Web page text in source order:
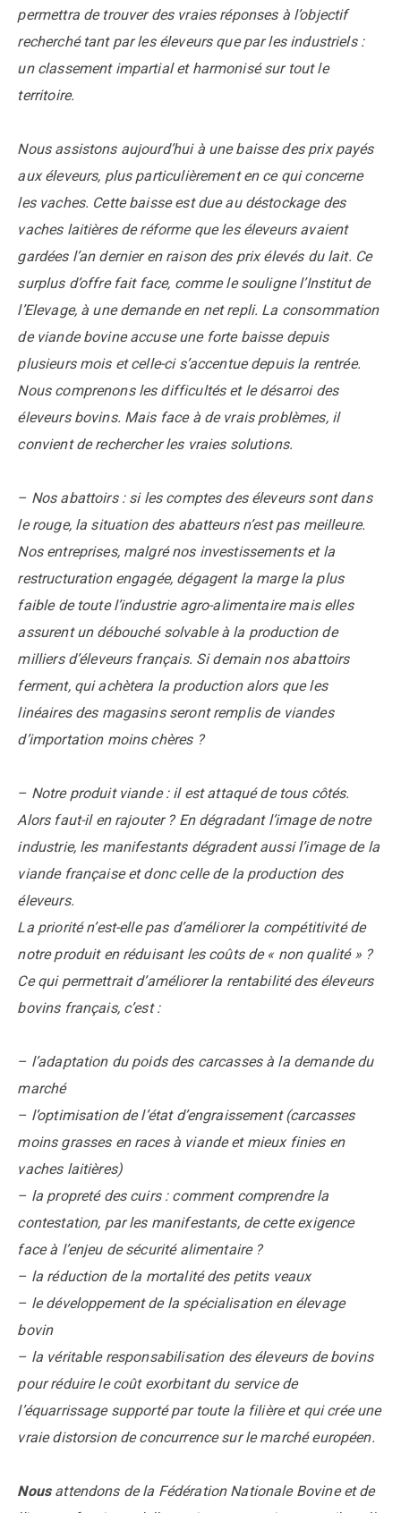
permettra de trouver des vraies réponses à l’objectif
recherché tant par les éleveurs que par les industriels :
un classement impartial et harmonisé sur tout le
territoire.
Nous assistons aujourd’hui à une baisse des prix payés
aux éleveurs, plus particulièrement en ce qui concerne
les vaches. Cette baisse est due au déstockage des
vaches laitières de réforme que les éleveurs avaient
gardées l’an dernier en raison des prix élevés du lait. Ce
surplus d’offre fait face, comme le souligne l’Institut de
l’Elevage, à une demande en net repli. La consommation
de viande bovine accuse une forte baisse depuis
plusieurs mois et celle-ci s’accentue depuis la rentrée.
Nous comprenons les difficultés et le désarroi des
éleveurs bovins. Mais face à de vrais problèmes, il
convient de rechercher les vraies solutions.
– Nos abattoirs : si les comptes des éleveurs sont dans
le rouge, la situation des abatteurs n’est pas meilleure.
Nos entreprises, malgré nos investissements et la
restructuration engagée, dégagent la marge la plus
faible de toute l’industrie agro-alimentaire mais elles
assurent un débouché solvable à la production de
milliers d’éleveurs français. Si demain nos abattoirs
ferment, qui achètera la production alors que les
linéaires des magasins seront remplis de viandes
d’importation moins chères ?
– Notre produit viande : il est attaqué de tous côtés.
Alors faut-il en rajouter ? En dégradant l’image de notre
industrie, les manifestants dégradent aussi l’image de la
viande française et donc celle de la production des
éleveurs.
La priorité n’est-elle pas d’améliorer la compétitivité de
notre produit en réduisant les coûts de « non qualité » ?
Ce qui permettrait d’améliorer la rentabilité des éleveurs
bovins français, c’est :
– l’adaptation du poids des carcasses à la demande du
marché
– l’optimisation de l’état d’engraissement (carcasses
moins grasses en races à viande et mieux finies en
vaches laitières)
– la propreté des cuirs : comment comprendre la
contestation, par les manifestants, de cette exigence
face à l’enjeu de sécurité alimentaire ?
– la réduction de la mortalité des petits veaux
– le développement de la spécialisation en élevage
bovin
– la véritable responsabilisation des éleveurs de bovins
pour réduire le coût exorbitant du service de
l’équarrissage supporté par toute la filière et qui crée une
vraie distorsion de concurrence sur le marché européen.
Nousattendons de la Fédération Nationale Bovine et de